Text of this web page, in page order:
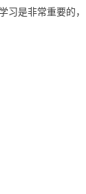
习是非常重要的，